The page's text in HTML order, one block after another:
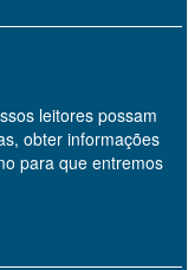
leitores possam
obter informações
para que entremos